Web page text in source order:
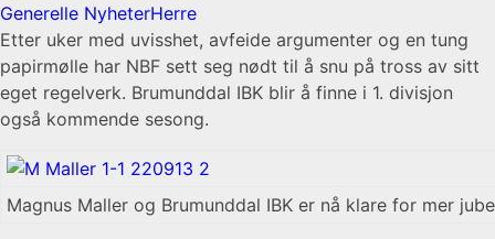
Generelle NyheterHerre
Etter uker med uvisshet, avfeide argumenter og en tung
papirmølle har NBF sett seg nødt til å snu på tross av sitt
eget regelverk. Brumunddal IBK blir å finne i 1. divisjon
også kommende sesong.
Magnus Maller og Brumunddal IBK er nå klare for mer